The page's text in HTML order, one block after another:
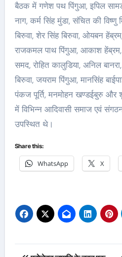
बैठक में गणेश पथ पिंगुआ, इपिल
नाग, कर्म सिंह मुंडा, संचित की
बिरुवा, शेर सिंह बिरुवा, ओयबन
राजकमल पाथ पिंगुआ, आकाश
समद, रोहित कालुडिया, अनिल
बिरुवा, जयराम पिंगुआ, मानसिंह
पंकज पूर्ति, मनमोहन खण्डईबुरु और
में विभिन्न आदिवासी समाज एवं
उपस्थित थे।
Share this:
WhatsApp X